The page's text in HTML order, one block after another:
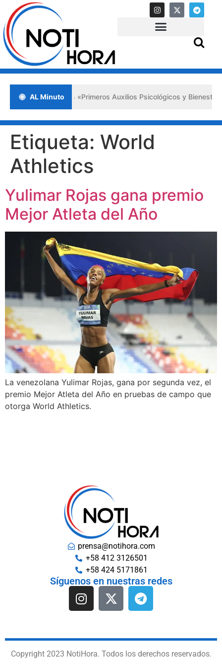
AL Minuto
en Lara impulsa los «Primeros Auxilios Psicológicos y Bienestar
Etiqueta: World
Athletics
Yulimar Rojas gana premio
Mejor Atleta del Año
La venezolana Yulimar Rojas, gana por segunda vez, el
premio Mejor Atleta del Año en pruebas de campo que
otorga World Athletics.
prensa@notihora.com
+58 412 3126501
+58 424 5171861
Síguenos en nuestras redes
Copyright 2023 NotiHora. Todos los derechos reservados.